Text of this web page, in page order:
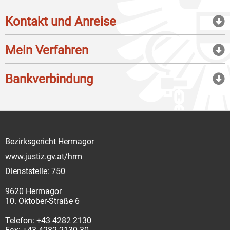
Kontakt und Anreise
Mein Verfahren
Bankverbindung
Bezirksgericht Hermagor
www.justiz.gv.at/hrm
Dienststelle: 750
9620 Hermagor
10. Oktober-Straße 6
Telefon: +43 4282 2130